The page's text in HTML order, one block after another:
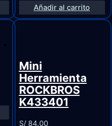
Añadir al carrito
Mini
Herramienta
ROCKBROS
K433401
S/84.00